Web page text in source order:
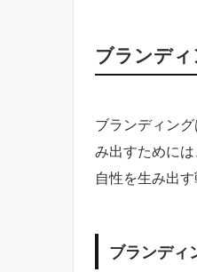
ブランデ
ブランディン
み出すために
自性を生み出
ブランディ